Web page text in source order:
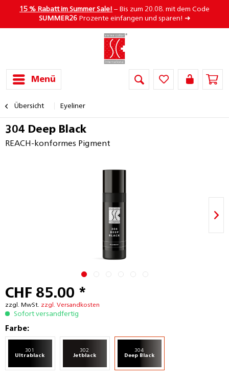
15 % Rabatt im Summer Sale! – Bis zum 20.08. mit dem Code
SUMMER26Prozente einfangen und sparen! ➜
Menü
Übersicht Eyeliner
304 Deep Black
REACH-konformes Pigment
CHF 85.00 *
zzgl. MwSt. zzgl. Versandkosten
Sofort versandfertig
Farbe:
301
Ultrablack
302
Jetblack
304
Deep Black